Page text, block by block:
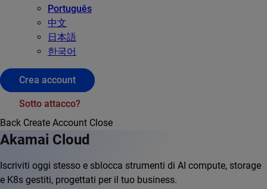
Português
中文
日本語
한국어
Crea account
Sotto attacco?
Back Create Account Close
Akamai Cloud
Iscriviti oggi stesso e sblocca strumenti di AI compute, storage
e K8s gestiti, progettati per il tuo business.